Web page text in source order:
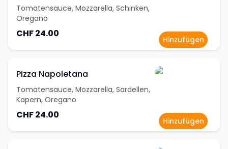
Tomatensauce, Mozzarella, Schinken,
Oregano
CHF 24.00
Hinzufügen
Pizza Napoletana
Tomatensauce, Mozzarella, Sardellen,
Kapern, Oregano
CHF 24.00
Hinzufügen